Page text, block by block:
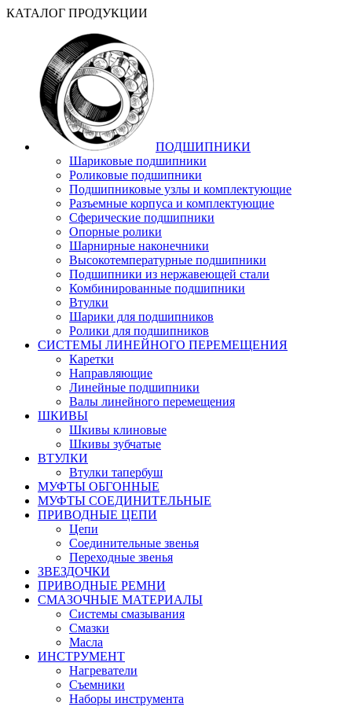
КАТАЛОГ ПРОДУКЦИИ
ПОДШИПНИКИ
Шариковые подшипники
Роликовые подшипники
Подшипниковые узлы и комплектующие
Разъемные корпуса и комплектующие
Сферические подшипники
Опорные ролики
Шарнирные наконечники
Высокотемпературные подшипники
Подшипники из нержавеющей стали
Комбинированные подшипники
Втулки
Шарики для подшипников
Ролики для подшипников
СИСТЕМЫ ЛИНЕЙНОГО ПЕРЕМЕЩЕНИЯ
Каретки
Направляющие
Линейные подшипники
Валы линейного перемещения
ШКИВЫ
Шкивы клиновые
Шкивы зубчатые
ВТУЛКИ
Втулки тапербуш
МУФТЫ ОБГОННЫЕ
МУФТЫ СОЕДИНИТЕЛЬНЫЕ
ПРИВОДНЫЕ ЦЕПИ
Цепи
Соединительные звенья
Переходные звенья
ЗВЕЗДОЧКИ
ПРИВОДНЫЕ РЕМНИ
СМАЗОЧНЫЕ МАТЕРИАЛЫ
Системы смазывания
Смазки
Масла
ИНСТРУМЕНТ
Нагреватели
Съемники
Наборы инструмента